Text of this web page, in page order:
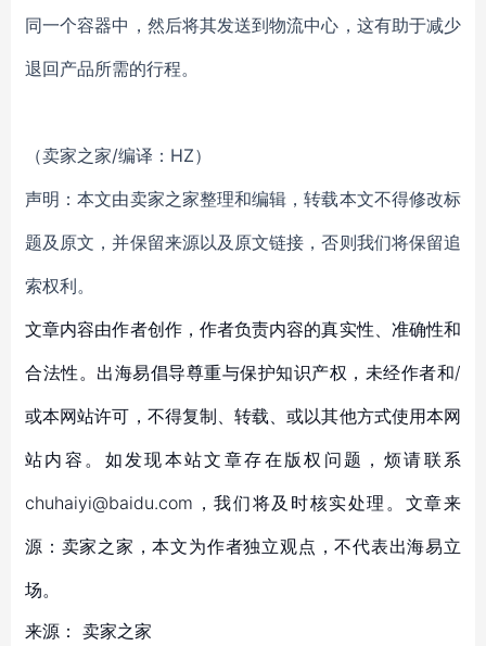
同一个容器中，然后将其发送到物流中心，这有助于减少
退回产品所需的行程。
（卖家之家/编译：HZ）
声明：本文由卖家之家整理和编辑，转载本文不得修改标
题及原文，并保留来源以及原文链接，否则我们将保留追
索权利。
文章内容由作者创作，作者负责内容的真实性、准确性和
合法性。出海易倡导尊重与保护知识产权，未经作者和/
或本网站许可，不得复制、转载、或以其他方式使用本网
站内容。如发现本站文章存在版权问题，烦请联系
chuhaiyi@baidu.com，我们将及时核实处理。文章来
源：卖家之家，本文为作者独立观点，不代表出海易立
场。
来源： 卖家之家